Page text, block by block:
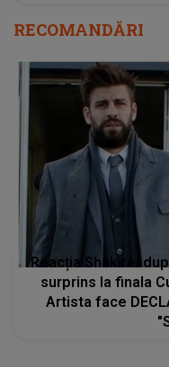
RECOMANDĂRI
Reacția Shakirei
surprins la finala
Artista face